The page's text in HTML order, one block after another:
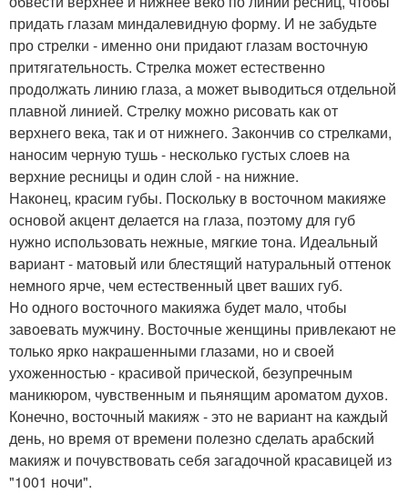
придать глазам миндалевидную форму. И не забудьте
про стрелки - именно они придают глазам восточную
притягательность. Стрелка может естественно
продолжать линию глаза, а может выводиться отдельной
плавной линией. Стрелку можно рисовать как от
верхнего века, так и от нижнего. Закончив со стрелками,
наносим черную тушь - несколько густых слоев на
верхние ресницы и один слой - на нижние.
Наконец, красим губы. Поскольку в восточном макияже
основой акцент делается на глаза, поэтому для губ
нужно использовать нежные, мягкие тона. Идеальный
вариант - матовый или блестящий натуральный оттенок
немного ярче, чем естественный цвет ваших губ.
Но одного восточного макияжа будет мало, чтобы
завоевать мужчину. Восточные женщины привлекают не
только ярко накрашенными глазами, но и своей
ухоженностью - красивой прической, безупречным
маникюром, чувственным и пьянящим ароматом духов.
Конечно, восточный макияж - это не вариант на каждый
день, но время от времени полезно сделать арабский
макияж и почувствовать себя загадочной красавицей из
"1001 ночи".